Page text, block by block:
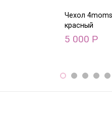
Чехол
красный
5 000 Р